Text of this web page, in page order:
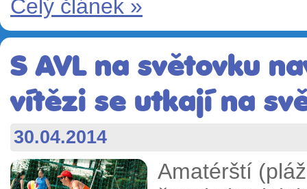
Celý článek »
S AVL na světovku
vítězi se utkají na
30.04.2014
Amatérští